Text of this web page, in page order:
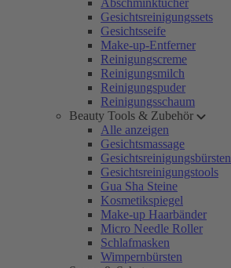
Abschminktücher
Gesichtsreinigungssets
Gesichtsseife
Make-up-Entferner
Reinigungscreme
Reinigungsmilch
Reinigungspuder
Reinigungsschaum
Beauty Tools & Zubehör
Alle anzeigen
Gesichtsmassage
Gesichtsreinigungsbürsten
Gesichtsreinigungstools
Gua Sha Steine
Kosmetikspiegel
Make-up Haarbänder
Micro Needle Roller
Schlafmasken
Wimpernbürsten